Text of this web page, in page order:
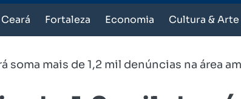
Ceará Fortaleza Economia Cultura & Arte
soma mais de 1,2 mil denúncias na área